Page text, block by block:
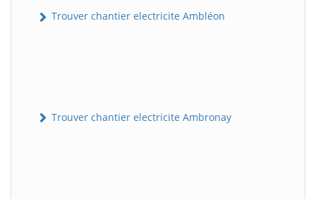
Trouver chantier electricite Ambléon
Trouver chantier electricite Ambronay